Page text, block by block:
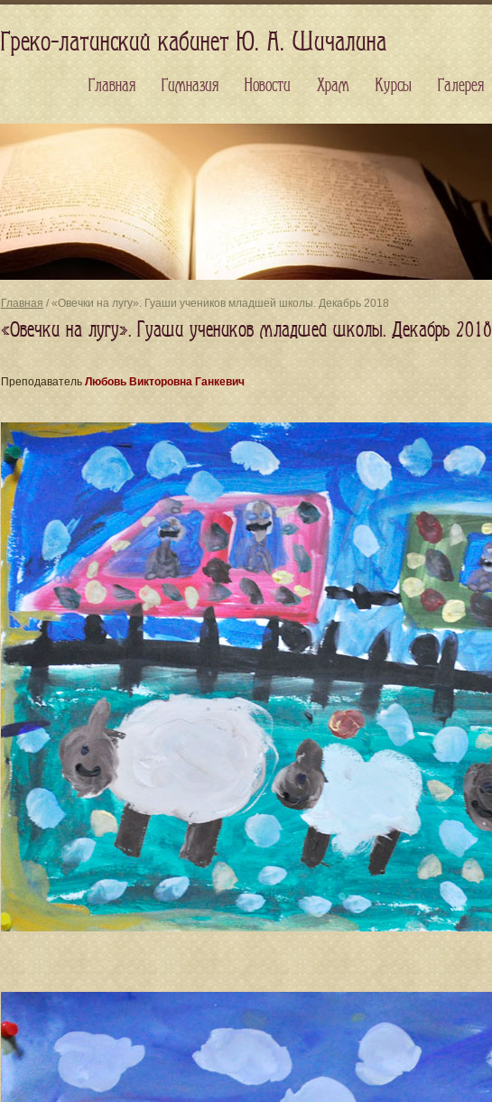
Главная / «Овечки на лугу». Гуаши учеников младшей школы. Декабрь 2018
«Овечки на лугу». Гуаши учеников младшей школы. Декабрь 2018
Преподаватель Любовь Викторовна Ганкевич
Греко-латинский кабинет Ю. А. Шичалина
Главная Гимназия Новости Храм Курсы Галерея